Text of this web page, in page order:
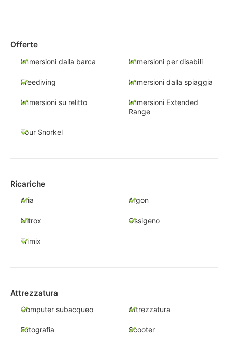
Offerte
Immersioni dalla barca Immersioni per disabili
Freediving Immersioni dalla spiaggia
Immersioni su relitto
Immersioni Extended
Range
Tour Snorkel
Ricariche
Aria Argon
Nitrox Ossigeno
Trimix
Attrezzatura
Computer subacqueo Attrezzatura
Fotografia Scooter